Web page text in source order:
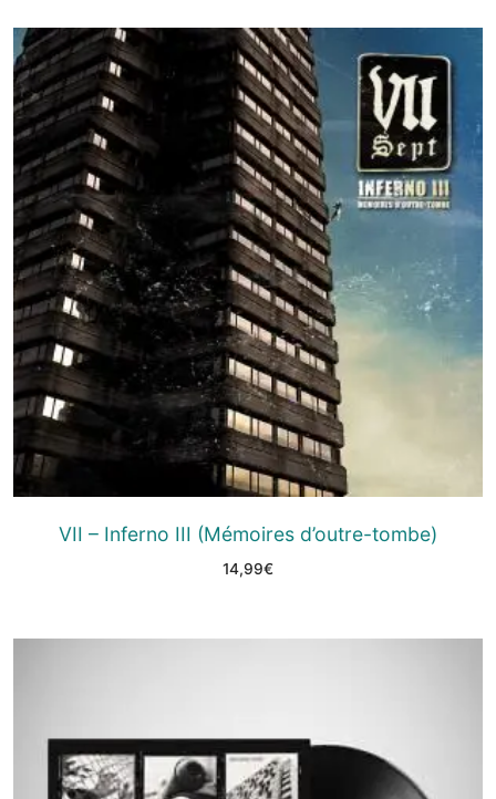
VII – Inferno III (Mémoires d’outre-tombe)
14,99€